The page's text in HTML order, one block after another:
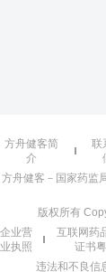
方舟健客简
介
联
方舟健客－国家药监
版权所有
企业营
业执照
互联网药
证书
违法和不良信